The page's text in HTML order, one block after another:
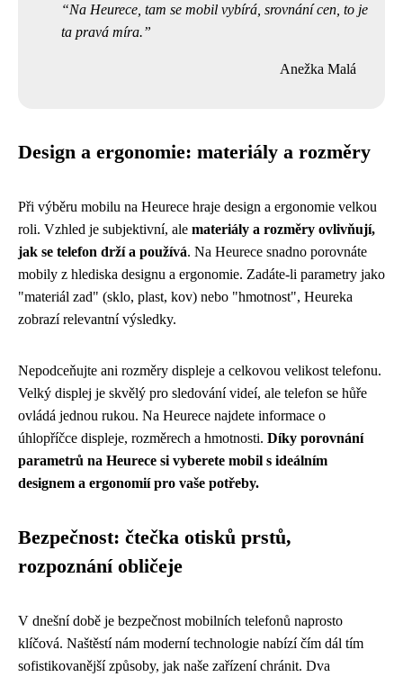
Na Heurece, tam se mobil vybírá, srovnání cen, to je
ta pravá míra.
Anežka Malá
Design a ergonomie: materiály a rozměry
Při výběru mobilu na Heurece hraje design a ergonomie velkou
roli. Vzhled je subjektivní, ale materiály a rozměry ovlivňují,
jak se telefon drží a používá. Na Heurece snadno porovnáte
mobily z hlediska designu a ergonomie. Zadáte-li parametry jako
"materiál zad" (sklo, plast, kov) nebo "hmotnost", Heureka
zobrazí relevantní výsledky.
Nepodceňujte ani rozměry displeje a celkovou velikost telefonu.
Velký displej je skvělý pro sledování videí, ale telefon se hůře
ovládá jednou rukou. Na Heurece najdete informace o
úhlopříčce displeje, rozměrech a hmotnosti. Díky porovnání
parametrů na Heurece si vyberete mobil s ideálním
designem a ergonomií pro vaše potřeby.
Bezpečnost: čtečka otisků prstů,
rozpoznání obličeje
V dnešní době je bezpečnost mobilních telefonů naprosto
klíčová. Naštěstí nám moderní technologie nabízí čím dál tím
sofistikovanější způsoby, jak naše zařízení chránit. Dva